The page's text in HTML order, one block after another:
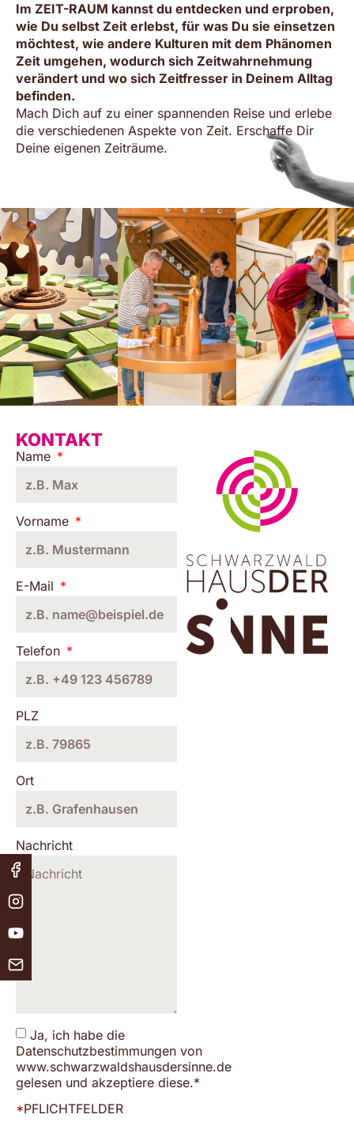
Im ZEIT-RAUM kannst du entdecken und erproben,
wie Du selbst Zeit erlebst, für was Du sie einsetzen
möchtest, wie andere Kulturen mit dem Phänomen
Zeit umgehen, wodurch sich Zeitwahrnehmung
verändert und wo sich Zeitfresser in Deinem Alltag
befinden.
Mach Dich auf zu einer spannenden Reise und erlebe
die verschiedenen Aspekte von Zeit. Erschaffe Dir
Deine eigenen Zeiträume.
KONTAKT
Name
Vorname
E-Mail
Telefon
PLZ
Ort
Nachricht
Ja, ich habe die
Datenschutzbestimmungen von
www.schwarzwaldshausdersinne.de
gelesen und akzeptiere diese.*
*PFLICHTFELDER